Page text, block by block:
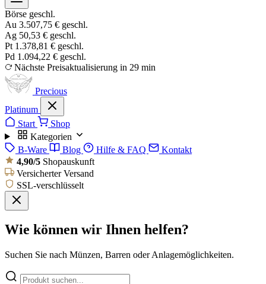
Börse geschl.
Au 3.507,75 € geschl.
Ag 50,53 € geschl.
Pt 1.378,81 € geschl.
Pd 1.094,22 € geschl.
Nächste Preisaktualisierung in 29 min
Precious
Platinum
Start
Shop
Kategorien
B-Ware
Blog Hilfe & FAQ
Kontakt
4,90/5 Shopauskunft
Versicherter Versand
SSL-verschlüsselt
Wie können wir Ihnen helfen?
Suchen Sie nach Münzen, Barren oder Anlagemöglichkeiten.